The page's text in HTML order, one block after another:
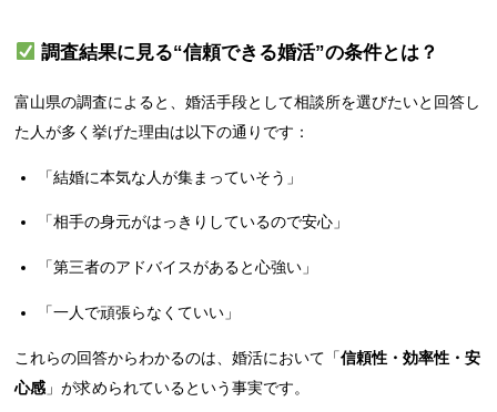
調査結果に見る“信頼できる婚活”の条件とは？
富山県の調査によると、婚活手段として相談所を選びたいと回答し
た人が多く挙げた理由は以下の通りです：
「結婚に本気な人が集まっていそう」
「相手の身元がはっきりしているので安心」
「第三者のアドバイスがあると心強い」
「一人で頑張らなくていい」
これらの回答からわかるのは、婚活において「信頼性・効率性・安
心感 」が求められているという事実です。